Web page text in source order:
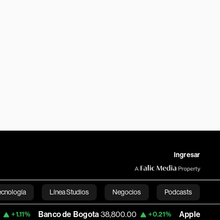
Ingresar
Línea Studios Negocios Podcasts
English
de Bogota 38,800.00 +0.21% Apple 303.27 -1.74%